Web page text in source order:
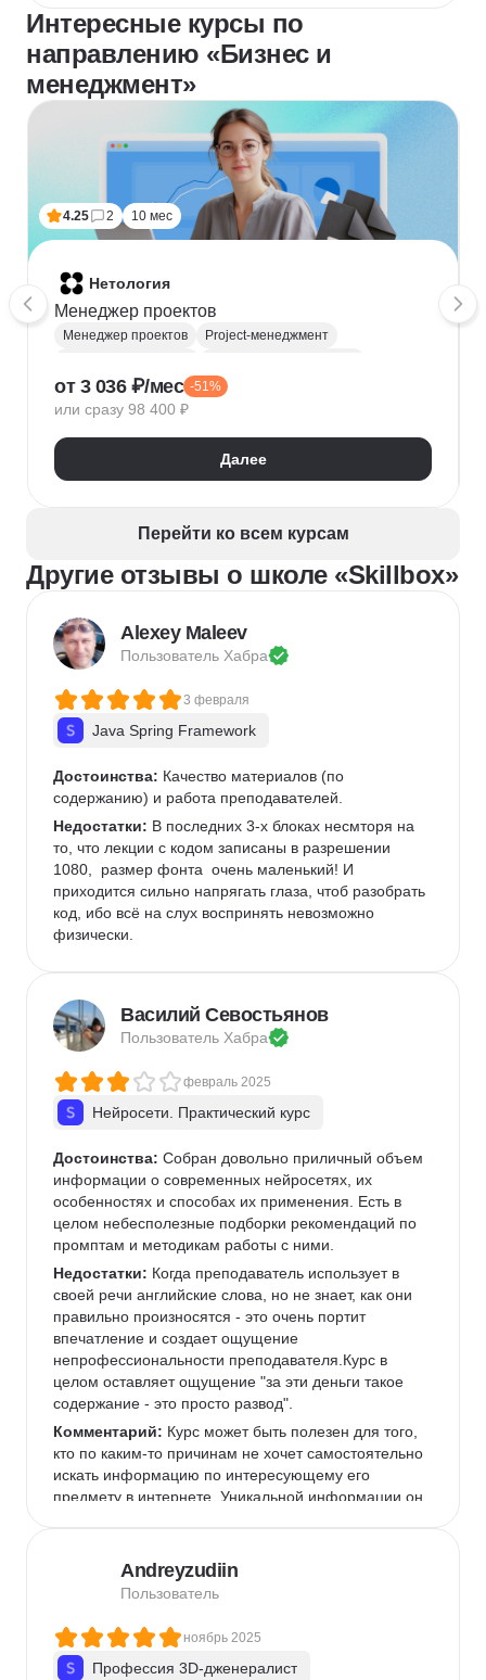
Интересные курсы по
направлению «Бизнес и
менеджмент»
4.25 2 10 мес
Нетология
Менеджер проектов
Менеджер проектов
Project-менеджмент
Нейронные сети
Управление рисками
Kanban
Scrum
Управление проектами
Тайм-менеджмент
Управление удаленной командой
от 3 036 ₽/мес -51%
или сразу 98 400 ₽
Далее
Перейти ко всем курсам
Другие отзывы о школе «Skillbox»
Alexey Maleev
Пользователь Хабра
3 февраля
Java Spring Framework
Достоинства: Качество материалов (по
содержанию) и работа преподавателей.
Недостатки: В последних 3-х блоках несмторя на
то, что лекции с кодом записаны в разрешении
1080,  размер фонта  очень маленький! И
приходится сильно напрягать глаза, чтоб разобрать
код, ибо всё на слух воспринять невозможно
физически.
Василий Севостьянов
Пользователь Хабра
февраль 2025
Нейросети. Практический курс
Достоинства: Собран довольно приличный объем
информации о современных нейросетях, их
особенностях и способах их применения. Есть в
целом небесполезные подборки рекомендаций по
промптам и методикам работы с ними.
Недостатки: Когда преподаватель использует в
своей речи английские слова, но не знает, как они
правильно произносятся - это очень портит
впечатление и создает ощущение
непрофессиональности преподавателя.Курс в
целом оставляет ощущение "за эти деньги такое
содержание - это просто развод".
Комментарий: Курс может быть полезен для того,
кто по каким-то причинам не хочет самостоятельно
искать информацию по интересующему его
предмету в интернете. Уникальной информации он
через призму восприятия авторов.Таких денег
однозначно не стоит.
Andreyzudiin
Пользователь
ноябрь 2025
Профессия 3D-дженералист